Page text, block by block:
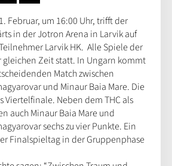
Februar, um 16:00 Uhr, trifft der
in der Jotron Arena in Larvik auf
Larvik HK. Alle Spiele der
gleichen Zeit statt. In Ungarn kommt
Match zwischen
und Minaur Baia Mare. Die
Viertelfinale. Neben dem THC als
auch Minaur Baia Mare und
sechs zu vier Punkte. Ein
Finalspieltag in der Gruppenphase